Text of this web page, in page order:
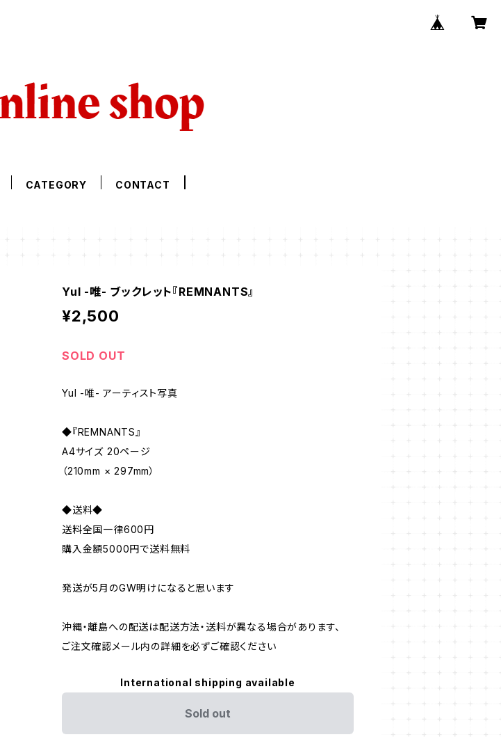
CATEGORY CONTACT
YuI -唯- ブックレット『REMNANTS』
¥2,500
SOLD OUT
YuI -唯- アーティスト写真
◆『REMNANTS』
A4サイズ 20ページ
（210mm × 297mm）
◆送料◆
送料全国一律600円
購入金額5000円で送料無料
発送が5月のGW明けになると思います
沖縄・離島への配送は配送方法・送料が異なる場合があります、
ご注文確認メール内の詳細を必ずご確認ください
International shipping available
Sold out